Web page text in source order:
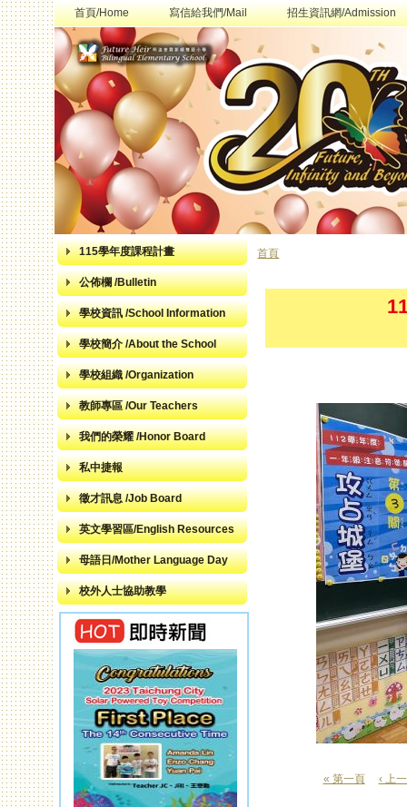
首頁/Home 寫信給我們/Mail 招生資訊網/Admission
115學年度課程計畫
公佈欄 /Bulletin
學校資訊 /School Information
學校簡介 /About the School
學校組織 /Organization
教師專區 /Our Teachers
我們的榮耀 /Honor Board
私中捷報
徵才訊息 /Job Board
英文學習區/English Resources
母語日/Mother Language Day
校外人士協助教學
首頁
頁面
« 第一頁 ‹ 上